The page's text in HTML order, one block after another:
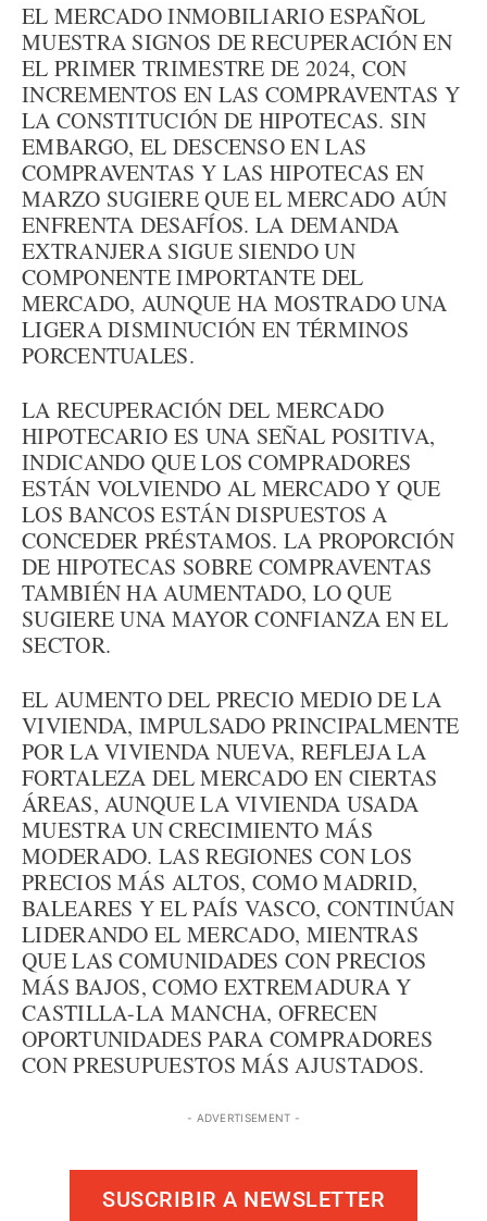
EL MERCADO INMOBILIARIO ESPAÑOL
MUESTRA SIGNOS DE RECUPERACIÓN EN
EL PRIMER TRIMESTRE DE 2024, CON
INCREMENTOS EN LAS COMPRAVENTAS Y
LA CONSTITUCIÓN DE HIPOTECAS. SIN
EMBARGO, EL DESCENSO EN LAS
COMPRAVENTAS Y LAS HIPOTECAS EN
MARZO SUGIERE QUE EL MERCADO AÚN
ENFRENTA DESAFÍOS. LA DEMANDA
EXTRANJERA SIGUE SIENDO UN
COMPONENTE IMPORTANTE DEL
MERCADO, AUNQUE HA MOSTRADO UNA
LIGERA DISMINUCIÓN EN TÉRMINOS
PORCENTUALES.
LA RECUPERACIÓN DEL MERCADO
HIPOTECARIO ES UNA SEÑAL POSITIVA,
INDICANDO QUE LOS COMPRADORES
ESTÁN VOLVIENDO AL MERCADO Y QUE
LOS BANCOS ESTÁN DISPUESTOS A
CONCEDER PRÉSTAMOS. LA PROPORCIÓN
DE HIPOTECAS SOBRE COMPRAVENTAS
TAMBIÉN HA AUMENTADO, LO QUE
SUGIERE UNA MAYOR CONFIANZA EN EL
SECTOR.
EL AUMENTO DEL PRECIO MEDIO DE LA
VIVIENDA, IMPULSADO PRINCIPALMENTE
POR LA VIVIENDA NUEVA, REFLEJA LA
FORTALEZA DEL MERCADO EN CIERTAS
ÁREAS, AUNQUE LA VIVIENDA USADA
MUESTRA UN CRECIMIENTO MÁS
MODERADO. LAS REGIONES CON LOS
PRECIOS MÁS ALTOS, COMO MADRID,
BALEARES Y EL PAÍS VASCO, CONTINÚAN
LIDERANDO EL MERCADO, MIENTRAS
QUE LAS COMUNIDADES CON PRECIOS
MÁS BAJOS, COMO EXTREMADURA Y
CASTILLA-LA MANCHA, OFRECEN
OPORTUNIDADES PARA COMPRADORES
CON PRESUPUESTOS MÁS AJUSTADOS.
- ADVERTISEMENT -
SUSCRIBIR A NEWSLETTER